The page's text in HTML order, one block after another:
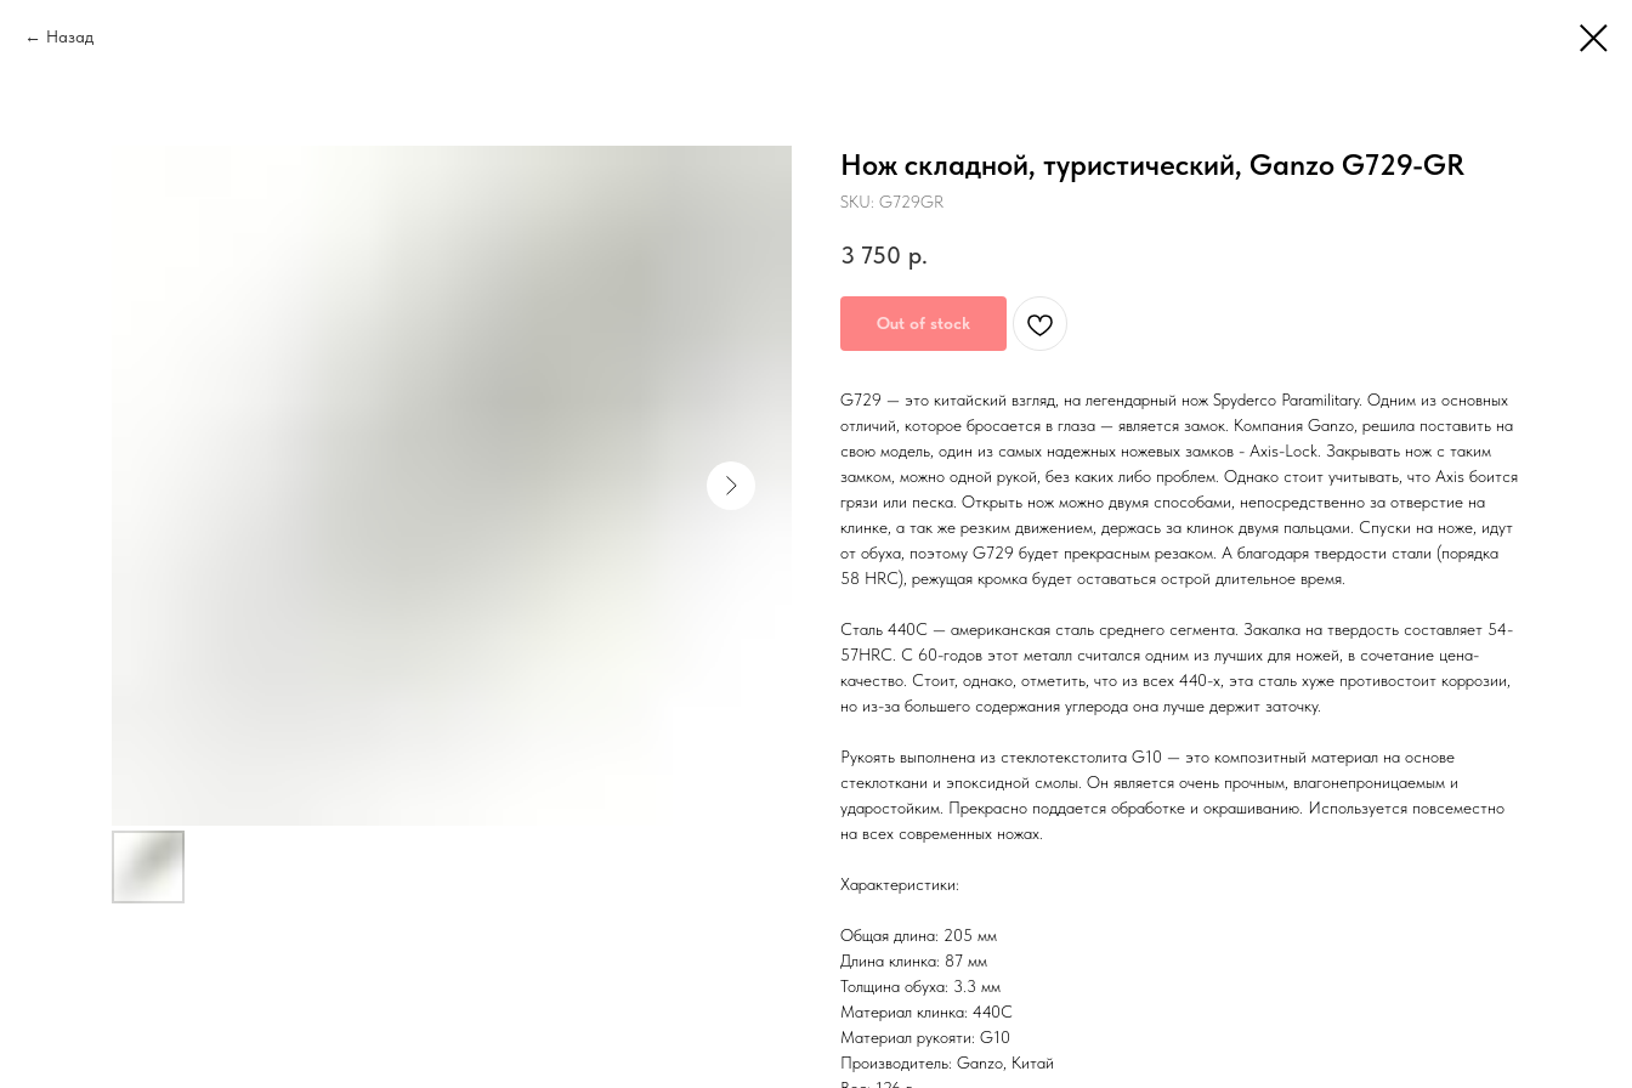
Назад
Нож складной, туристический, Ganzo G729-GR
SKU: G729GR
3 750 р.
Out of stock
G729 — это китайский взгляд, на легендарный нож Spyderco Paramilitary. Одним из основных
отличий, которое бросается в глаза — является замок. Компания Ganzo, решила поставить на
свою модель, один из самых надежных ножевых замков - Axis-Lock. Закрывать нож с таким
замком, можно одной рукой, без каких либо проблем. Однако стоит учитывать, что Axis боится
грязи или песка. Открыть нож можно двумя способами, непосредственно за отверстие на
клинке, а так же резким движением, держась за клинок двумя пальцами. Спуски на ноже, идут
от обуха, поэтому G729 будет прекрасным резаком. А благодаря твердости стали (порядка
58 HRC), режущая кромка будет оставаться острой длительное время.
Сталь 440С — американская сталь среднего сегмента. Закалка на твердость составляет 54-
57HRC. С 60-годов этот металл считался одним из лучших для ножей, в сочетание цена-
качество. Стоит, однако, отметить, что из всех 440-х, эта сталь хуже противостоит коррозии,
но из-за большего содержания углерода она лучше держит заточку.
Рукоять выполнена из стеклотекстолита G10 — это композитный материал на основе
стеклоткани и эпоксидной смолы. Он является очень прочным, влагонепроницаемым и
ударостойким. Прекрасно поддается обработке и окрашиванию. Используется повсеместно
на всех современных ножах.
Характеристики:
Общая длина: 205 мм
Длина клинка: 87 мм
Толщина обуха: 3.3 мм
Материал клинка: 440C
Материал рукояти: G10
Производитель: Ganzo, Китай